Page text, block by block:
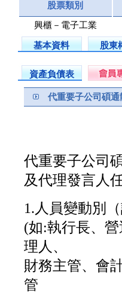
股票類別
興櫃－電子工業
基本資料 股東
資產負債表
代重要子公司碩
代重要子公司
及代理發言人
1.人員變動別
(如:執行長、
理人、
財務主管、會
管